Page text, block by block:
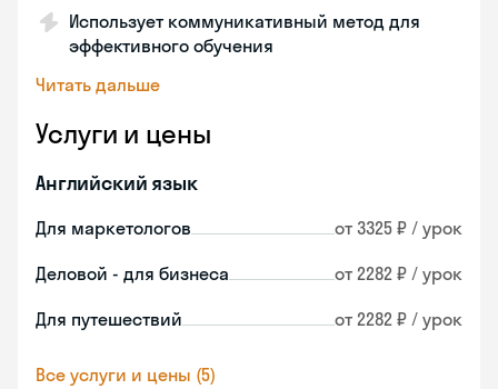
Использует коммуникативный метод для
эффективного обучения
Читать дальше
Услуги и цены
Английский язык
Для маркетологов от 3325 ₽ / урок
Деловой - для бизнеса от 2282 ₽ / урок
Для путешествий от 2282 ₽ / урок
Все услуги и цены (5)